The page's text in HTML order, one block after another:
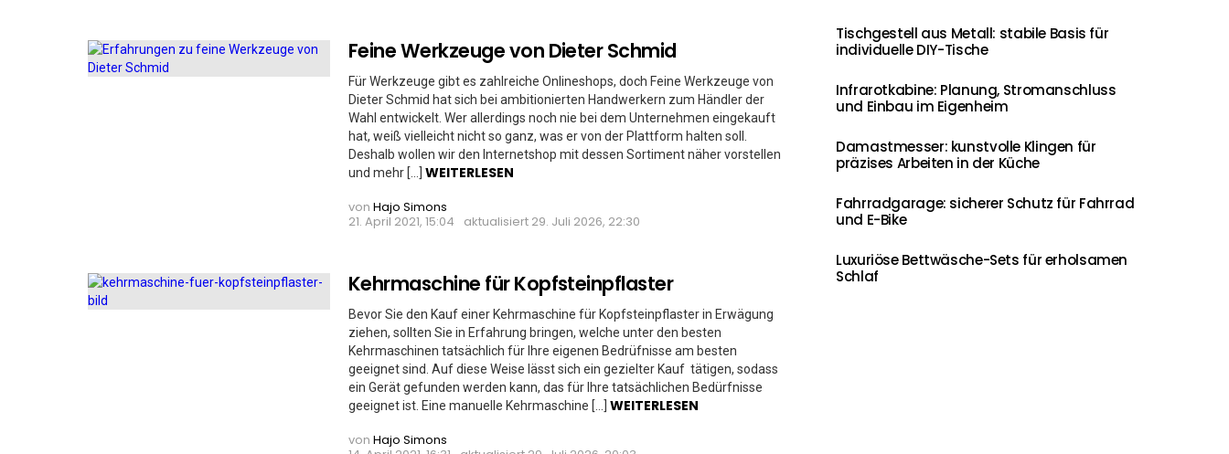
Feine Werkzeuge von Dieter Schmid
Für Werkzeuge gibt es zahlreiche Onlineshops, doch Feine Werkzeuge von
Dieter Schmid hat sich bei ambitionierten Handwerkern zum Händler der
Wahl entwickelt. Wer allerdings noch nie bei dem Unternehmen eingekauft
hat, weiß vielleicht nicht so ganz, was er von der Plattform halten soll.
Deshalb wollen wir den Internetshop mit dessen Sortiment näher vorstellen
und mehr […] WEITERLESEN
von Hajo Simons
21. April 2021, 15:04
aktualisiert 29. Juli 2026, 22:30
Kehrmaschine für Kopfsteinpflaster
Bevor Sie den Kauf einer Kehrmaschine für Kopfsteinpflaster in Erwägung
ziehen, sollten Sie in Erfahrung bringen, welche unter den besten
Kehrmaschinen tatsächlich für Ihre eigenen Bedrüfnisse am besten
geeignet sind. Auf diese Weise lässt sich ein gezielter Kauf tätigen, sodass
ein Gerät gefunden werden kann, das für Ihre tatsächlichen Bedürfnisse
geeignet ist. Eine manuelle Kehrmaschine […] WEITERLESEN
von Hajo Simons
Tischgestell aus Metall: stabile Basis für
individuelle DIY-Tische
Infrarotkabine: Planung, Stromanschluss
und Einbau im Eigenheim
Damastmesser: kunstvolle Klingen für
präzises Arbeiten in der Küche
Fahrradgarage: sicherer Schutz für Fahrrad
und E-Bike
Luxuriöse Bettwäsche-Sets für erholsamen
Schlaf